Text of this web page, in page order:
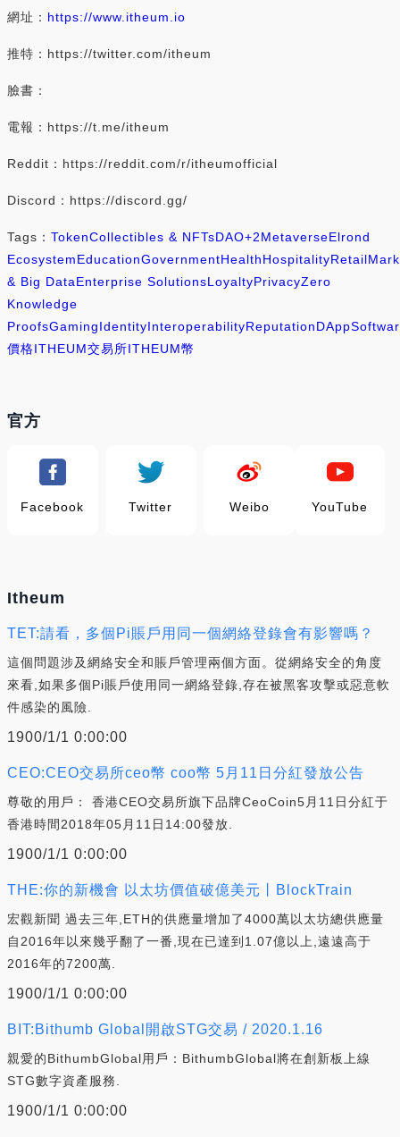
網址： https://www.itheum.io
推特：https://twitter.com/itheum
臉書：
電報：https://t.me/itheum
Reddit：https://reddit.com/r/itheumofficial
Discord：https://discord.gg/
Tags： TokenCollectibles & NFTsDAO+2MetaverseElrond
EcosystemEducationGovernmentHealthHospitalityRetail
& Big DataEnterprise SolutionsLoyaltyPrivacyZero
Knowledge
ProofsGamingIdentityInteroperabilityReputationDApp
價格ITHEUM交易所ITHEUM幣
官方
Facebook Twitter Weibo YouTube
Itheum
TET:請看，多個Pi賬戶用同一個網絡登錄會有影響嗎？
這個問題涉及網絡安全和賬戶管理兩個方面。從網絡安全的角度
來看,如果多個Pi賬戶使用同一網絡登錄,存在被黑客攻擊或惡意軟
件感染的風險.
1900/1/1 0:00:00
CEO:CEO交易所ceo幣 coo幣 5月11日分紅發放公告
尊敬的用戶： 香港CEO交易所旗下品牌CeoCoin5月11日分紅于
香港時間2018年05月11日14:00發放.
1900/1/1 0:00:00
THE:你的新機會 以太坊價值破億美元丨BlockTrain
宏觀新聞 過去三年,ETH的供應量增加了4000萬以太坊總供應量
自2016年以來幾乎翻了一番,現在已達到1.07億以上,遠遠高于
2016年的7200萬.
1900/1/1 0:00:00
BIT:Bithumb Global開啟STG交易 / 2020.1.16
親愛的BithumbGlobal用戶：BithumbGlobal將在創新板上線
STG數字資產服務.
1900/1/1 0:00:00